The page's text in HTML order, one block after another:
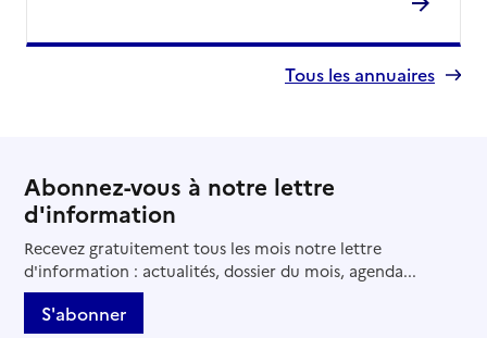
Tous les annuaires
Abonnez-vous à notre lettre
d'information
Recevez gratuitement tous les mois notre lettre
d'information : actualités, dossier du mois, agenda...
S'abonner